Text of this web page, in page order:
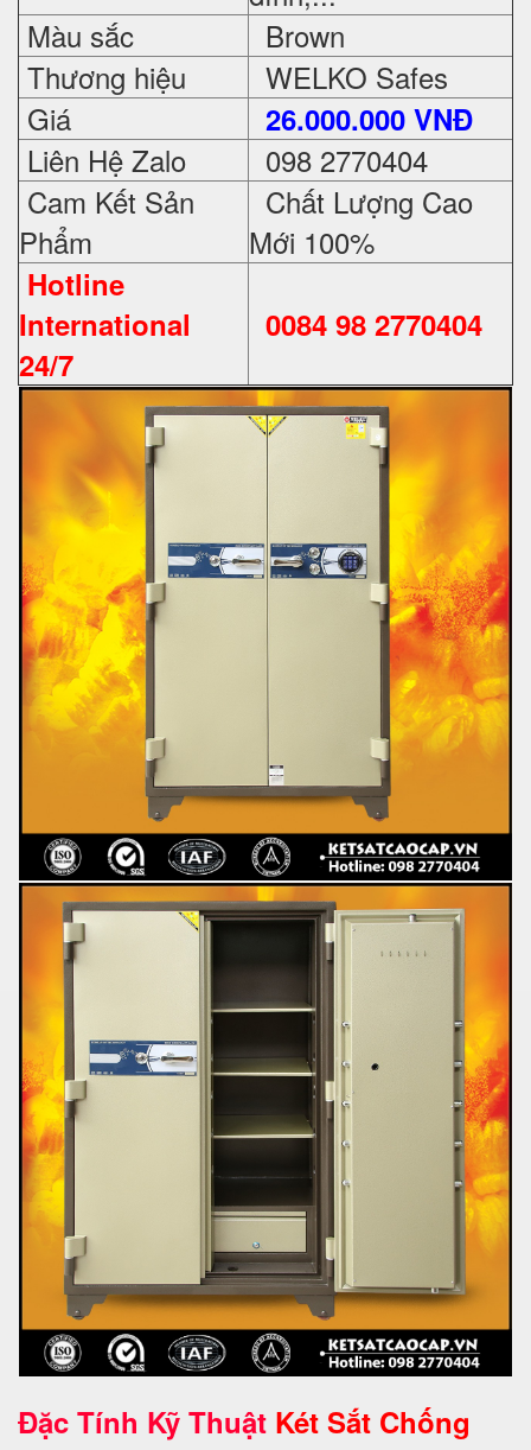
Màu sắc
Brown
Thương hiệu
WELKO Safes
Giá
26.000.000 VNĐ
Liên Hệ Zalo
098 2770404
Cam Kết Sản
Phẩm
Chất Lượng Cao
Mới 100%
Hotline
International
24/7
0084 98 2770404
Đặc Tính Kỹ Thuật Két Sắt Chống